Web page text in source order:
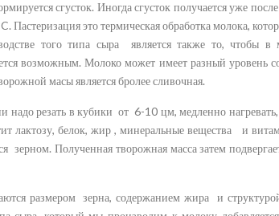
сгусток. Иногда сгусток получается уже
Пастеризация это термическая обработка молока,
того типа сыра является также то, чтобы в
возможным. Молоко может имеет разный уровень
масы является бролее сливочная.
надо резать в кубики от 6-10 цм, медленно
лактозу, белок, жир , минеральные вещества и
Полученная творожная масса затем
размером зерна, содержанием жира и